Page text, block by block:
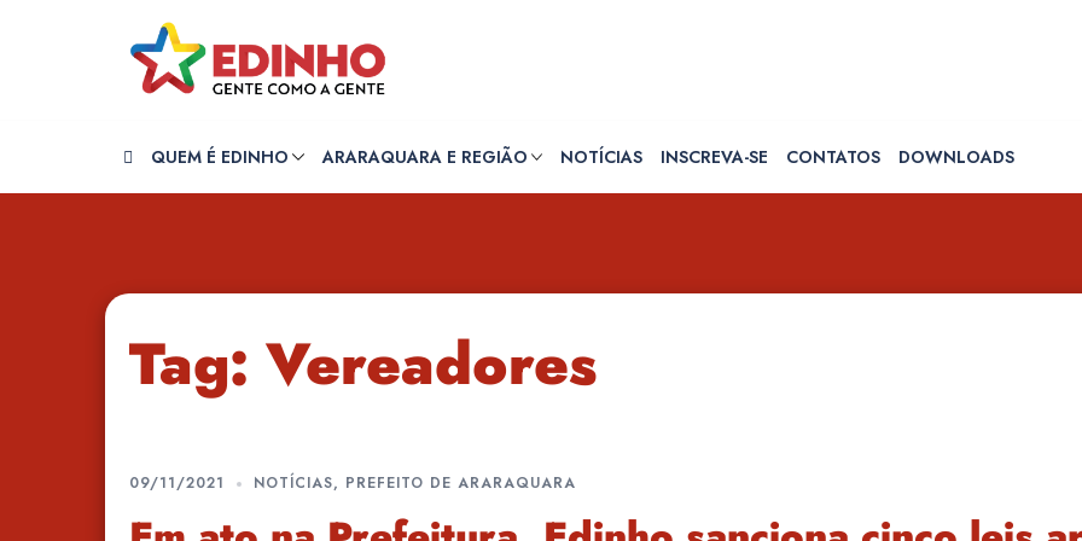
QUEM É EDINHO ARARAQUARA E REGIÃO NOTÍCIAS INSCREVA-SE CONTATOS DOWNLOADS
Tag: Vereadores
09/11/2021 NOTÍCIAS, PREFEITO DE ARARAQUARA